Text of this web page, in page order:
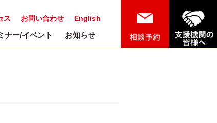
English
お問い合わせ
ス
ナー/イベント お知らせ